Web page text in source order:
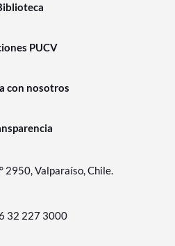
PUCV
con nosotros
2950, Valparaíso, Chile.
32 227 3000